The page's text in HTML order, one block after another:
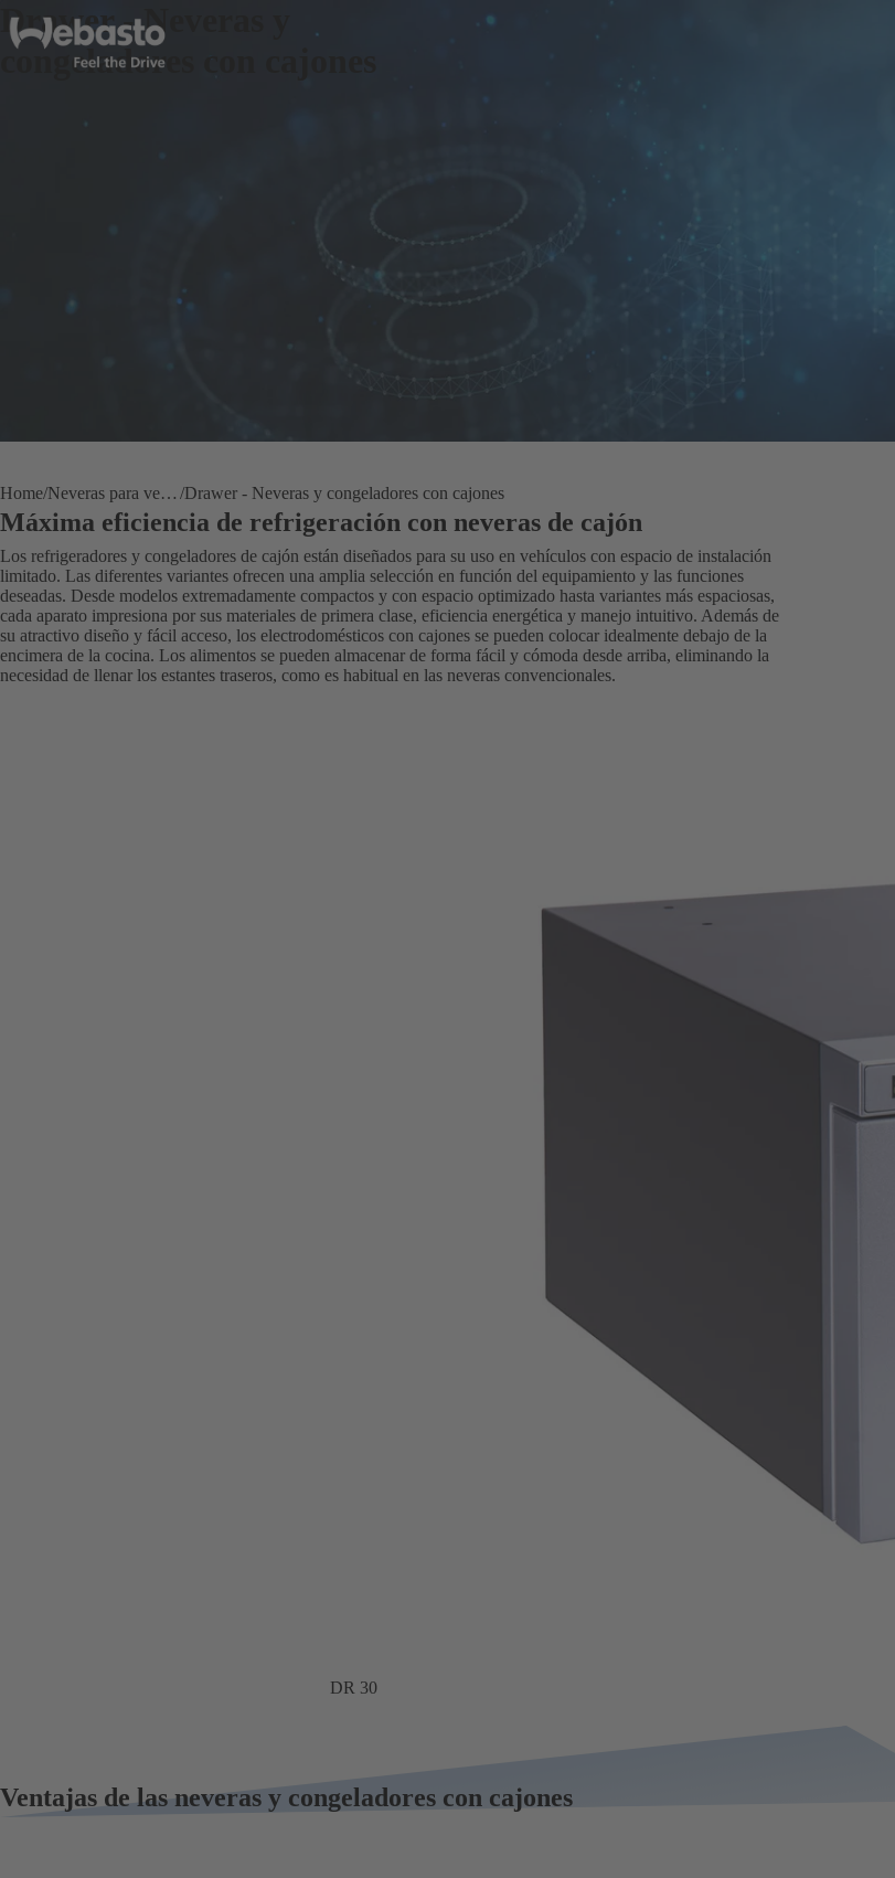
Drawer - Neveras y
congeladores con cajones
Home Neveras para vehículos recreativos Drawer - Neveras y congeladores con cajones
Máxima eficiencia de refrigeración con neveras de cajón
Los refrigeradores y congeladores de cajón están diseñados para su uso en vehículos con espacio de instalación
limitado. Las diferentes variantes ofrecen una amplia selección en función del equipamiento y las funciones
deseadas. Desde modelos extremadamente compactos y con espacio optimizado hasta variantes más espaciosas,
cada aparato impresiona por sus materiales de primera clase, eficiencia energética y manejo intuitivo. Además de
su atractivo diseño y fácil acceso, los electrodomésticos con cajones se pueden colocar idealmente debajo de la
encimera de la cocina. Los alimentos se pueden almacenar de forma fácil y cómoda desde arriba, eliminando la
necesidad de llenar los estantes traseros, como es habitual en las neveras convencionales.
DR 30
Ventajas de las neveras y congeladores con cajones